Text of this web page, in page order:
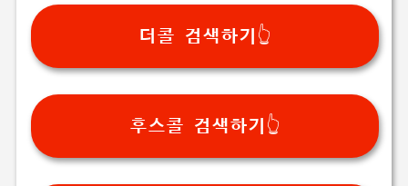
더콜 검색하기👆
후스콜 검색하기👆